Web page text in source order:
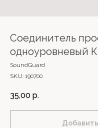
Соединитель
одноуровневый
SoundGuard
SKU: 190700
35,00 р.